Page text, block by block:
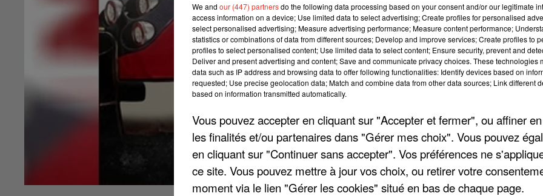
We and our (447) partnersdo the following data processing based on your consent and/or our legitimate
access information on a device; Use limited data to select advertising; Create profiles for personalised
select personalised advertising; Measure advertising performance; Measure content performance;
statistics or combinations of data from different sources; Develop and improve services; Create profiles to
profiles to select personalised content; Use limited data to select content; Ensure security, prevent and
Deliver and present advertising and content; Save and communicate privacy choices. These technologies
data such as IP address and browsing data to offer following functionalities: Identify devices based on
requested; Use precise geolocation data; Match and combine data from other data sources; Link different
based on information transmitted automatically.
Vous pouvez accepter en cliquant sur "Accepter et fermer", ou affiner
les finalités et/ou partenaires dans "Gérer mes choix". Vous pouvez
en cliquant sur "Continuer sans accepter". Vos préférences ne
ce site. Vous pouvez mettre à jour vos choix, ou retirer votre
moment via le lien "Gérer les cookies" situé en bas de chaque page.